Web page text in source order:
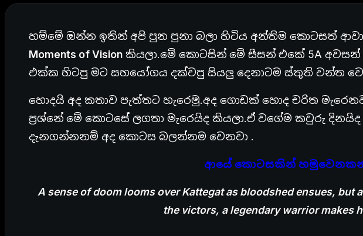
හම්මේ ඔන්න ඉතින් අපි පුන පුනා බලා හිටිය අන්තිම කොටසත් ආවා
Moments of Vision කියලා.මේ කොටසින් මේ සීසන් එකේ 5A
එක්ක හිටපු මට සහයෝගය දක්වපු සියලු දෙනාටම ස්තුති වන්ත
හොදයි අද කතාව පැත්තට හැරෙමු.අද ගොඩක් හොද චරිත
ප්‍රශ්නේ මේ කොටසේ ලගතා මැරෙයිද කියලා.ඒ වගේම කවුරු දිනයිද
දැනගන්නනම් අද කොටස බලන්නම වෙනවා .
ආයේ කොටසකින්
A sense of doom looms over Kattegat as bloodshed ensues, but
the victors, a legendary warrior makes